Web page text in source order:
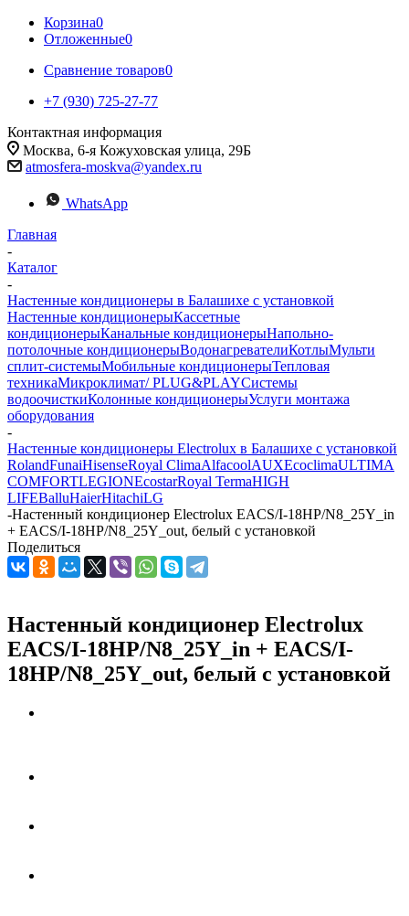
Корзина0
Отложенные0
Сравнение товаров0
+7 (930) 725-27-77
Контактная информация
Москва, 6-я Кожуховская улица, 29Б
atmosfera-moskva@yandex.ru
WhatsApp
Главная
-
Каталог
-
Настенные кондиционеры в Балашихе с установкой
Настенные кондиционерыКассетные
кондиционерыКанальные кондиционерыНапольно-
потолочные кондиционерыВодонагревателиКотлыМульти
сплит-системыМобильные кондиционерыТепловая
техникаМикроклимат/ PLUG&PLAYСистемы
водоочисткиКолонные кондиционерыУслуги монтажа
оборудования
-
Настенные кондиционеры Electrolux в Балашихе с установкой
RolandFunaiHisenseRoyal ClimaAlfacoolAUXEcoclimaULTIMA
COMFORTLEGIONEcostarRoyal TermaHIGH
LIFEBalluHaierHitachiLG
-Настенный кондиционер Electrolux EACS/I-18HP/N8_25Y_in
+ EACS/I-18HP/N8_25Y_out, белый с установкой
Поделиться
Настенный кондиционер Electrolux
EACS/I-18HP/N8_25Y_in + EACS/I-
18HP/N8_25Y_out, белый с установкой